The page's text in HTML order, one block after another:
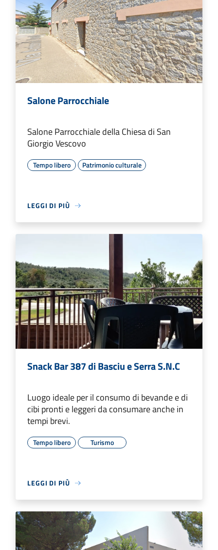
Salone Parrocchiale
Salone Parrocchiale della Chiesa di San
Giorgio Vescovo
Tempo libero Patrimonio culturale
LEGGI DI PIÙ
Snack Bar 387 di Basciu e Serra S.N.C
Luogo ideale per il consumo di bevande e di
cibi pronti e leggeri da consumare anche in
tempi brevi.
Tempo libero Turismo
LEGGI DI PIÙ